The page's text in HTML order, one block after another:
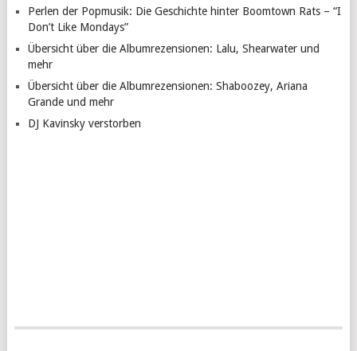
Perlen der Popmusik: Die Geschichte hinter Boomtown Rats – “I
Don’t Like Mondays”
Übersicht über die Albumrezensionen: Lalu, Shearwater und
mehr
Übersicht über die Albumrezensionen: Shaboozey, Ariana
Grande und mehr
DJ Kavinsky verstorben